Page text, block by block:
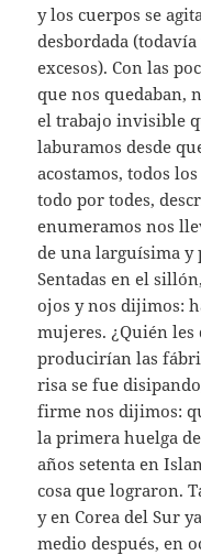
y los cuerpos se
desbordada
excesos). Con las
que nos quedaban,
el trabajo invisible
laburamos desde
acostamos, todos
todo por todes,
enumeramos nos
de una larguísima y
Sentadas en el
ojos y nos dijimos:
mujeres. ¿Quién les
producirían las
risa se fue
firme nos dijimos:
la primera huelga
años setenta en
cosa que lograron.
y en Corea del Sur
medio después, en